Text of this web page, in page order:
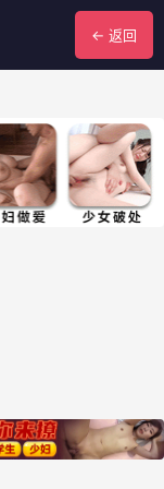
← 返回